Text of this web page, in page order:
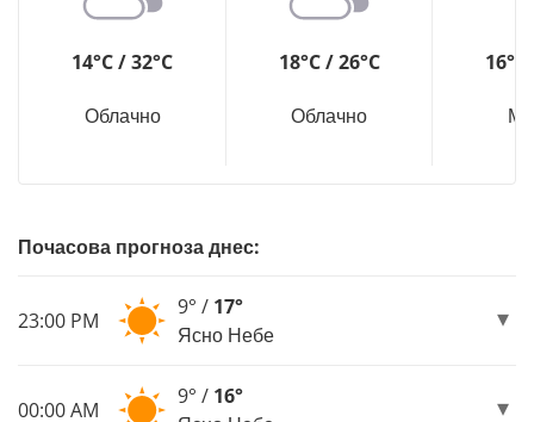
14°C / 32°C
Облачно
18°C / 26°C
Облачно
16°C
Почасова прогноза днес:
23:00 PM
9° / 17°
Ясно Небе
00:00 AM
9° / 16°